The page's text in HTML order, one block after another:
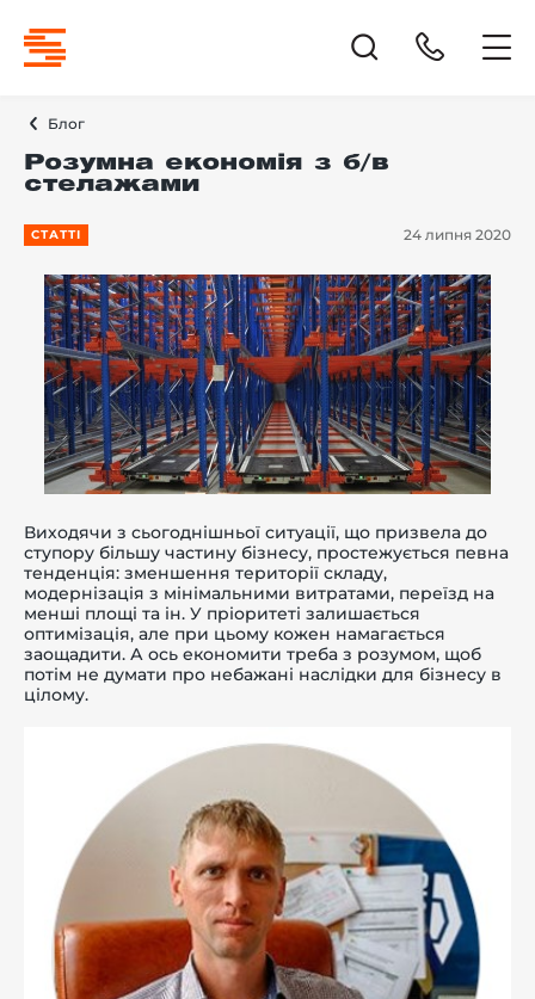
Блог
Розумна економія з б/в
стелажами
СТАТТІ 24 липня 2020
Виходячи з сьогоднішньої ситуації, що призвела до
ступору більшу частину бізнесу, простежується певна
тенденція: зменшення території складу,
модернізація з мінімальними витратами, переїзд на
менші площі та ін. У пріоритеті залишається
оптимізація, але при цьому кожен намагається
заощадити. А ось економити треба з розумом, щоб
потім не думати про небажані наслідки для бізнесу в
цілому.
поверх